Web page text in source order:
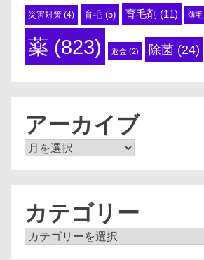
災害対策 (4) 育毛 (5) 育毛剤 (11) 薄毛
薬 (823) 返金 (2) 除菌 (24)
アーカイブ
ア
カテゴリー
カ